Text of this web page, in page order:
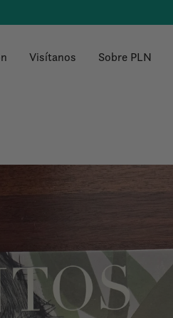
Visítanos Sobre PLN